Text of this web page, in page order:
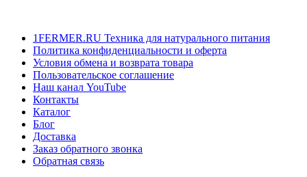
1FERMER.RU Техника для натурального питания
Политика конфиденциальности и оферта
Условия обмена и возврата товара
Пользовательское соглашение
Наш канал YouTube
Контакты
Каталог
Блог
Доставка
Заказ обратного звонка
Обратная связь